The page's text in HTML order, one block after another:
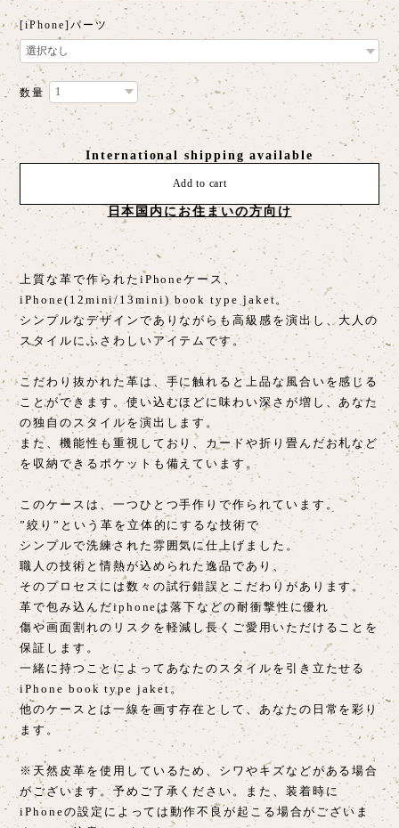
[iPhone]パーツ
数量
International shipping available
Add to cart
日本国内にお住まいの方向け
上質な革で作られたiPhoneケース、
iPhone(12mini/13mini) book type jaket。
シンプルなデザインでありながらも高級感を演出し、大人の
スタイルにふさわしいアイテムです。
こだわり抜かれた革は、手に触れると上品な風合いを感じる
ことができます。使い込むほどに味わい深さが増し、あなた
の独自のスタイルを演出します。
また、機能性も重視しており、カードや折り畳んだお札など
を収納できるポケットも備えています。
このケースは、一つひとつ手作りで作られています。
”絞り”という革を立体的にするな技術で
シンプルで洗練された雰囲気に仕上げました。
職人の技術と情熱が込められた逸品であり、
そのプロセスには数々の試行錯誤とこだわりがあります。
革で包み込んだiphoneは落下などの耐衝撃性に優れ
傷や画面割れのリスクを軽減し長くご愛用いただけることを
保証します。
一緒に持つことによってあなたのスタイルを引き立たせる
iPhone book type jaket。
他のケースとは一線を画す存在として、あなたの日常を彩り
ます。
※天然皮革を使用しているため、シワやキズなどがある場合
がございます。予めご了承ください。また、装着時に
iPhoneの設定によっては動作不良が起こる場合がございま